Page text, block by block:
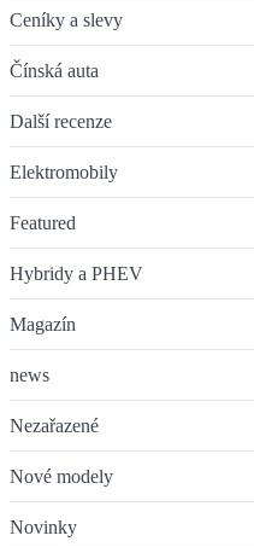
Ceníky a slevy
Čínská auta
Další recenze
Elektromobily
Featured
Hybridy a PHEV
Magazín
news
Nezařazené
Nové modely
Novinky